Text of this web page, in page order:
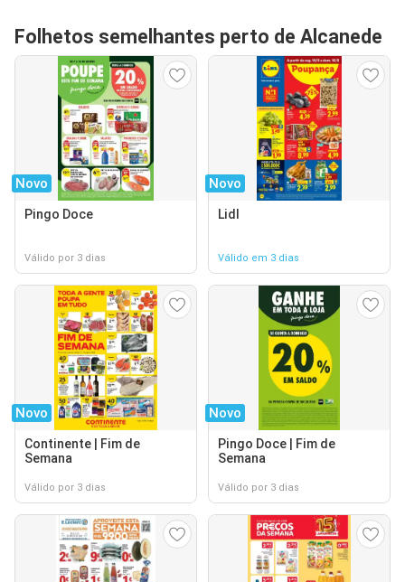
Folhetos semelhantes perto de Alcanede
Novo
Pingo Doce
Válido por 3 dias
Novo
Lidl
Válido em 3 dias
Novo
Continente | Fim de
Semana
Válido por 3 dias
Novo
Pingo Doce | Fim de
Semana
Válido por 3 dias